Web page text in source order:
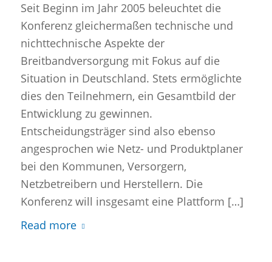
Seit Beginn im Jahr 2005 beleuchtet die
Konferenz gleichermaßen technische und
nichttechnische Aspekte der
Breitbandversorgung mit Fokus auf die
Situation in Deutschland. Stets ermöglichte
dies den Teilnehmern, ein Gesamtbild der
Entwicklung zu gewinnen.
Entscheidungsträger sind also ebenso
angesprochen wie Netz- und Produktplaner
bei den Kommunen, Versorgern,
Netzbetreibern und Herstellern. Die
Konferenz will insgesamt eine Plattform […]
Read more